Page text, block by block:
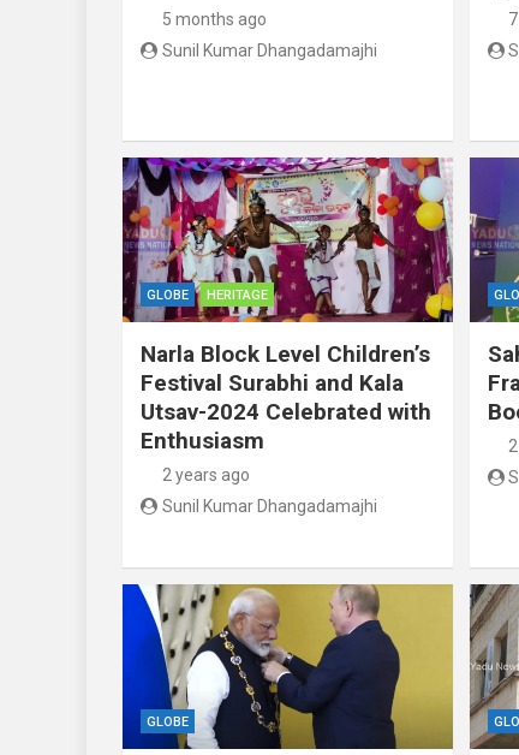
5 months ago
Sunil Kumar Dhangadamajhi
GLOBE HERITAGE
Narla Block Level Children’s
Festival Surabhi and Kala
Utsav-2024 Celebrated with
Enthusiasm
2 years ago
Sunil Kumar Dhangadamajhi
GLOBE